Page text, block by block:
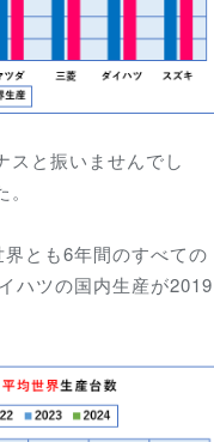
スと振いませんでし
とも6年間のすべての
ハツの国内生産が2019